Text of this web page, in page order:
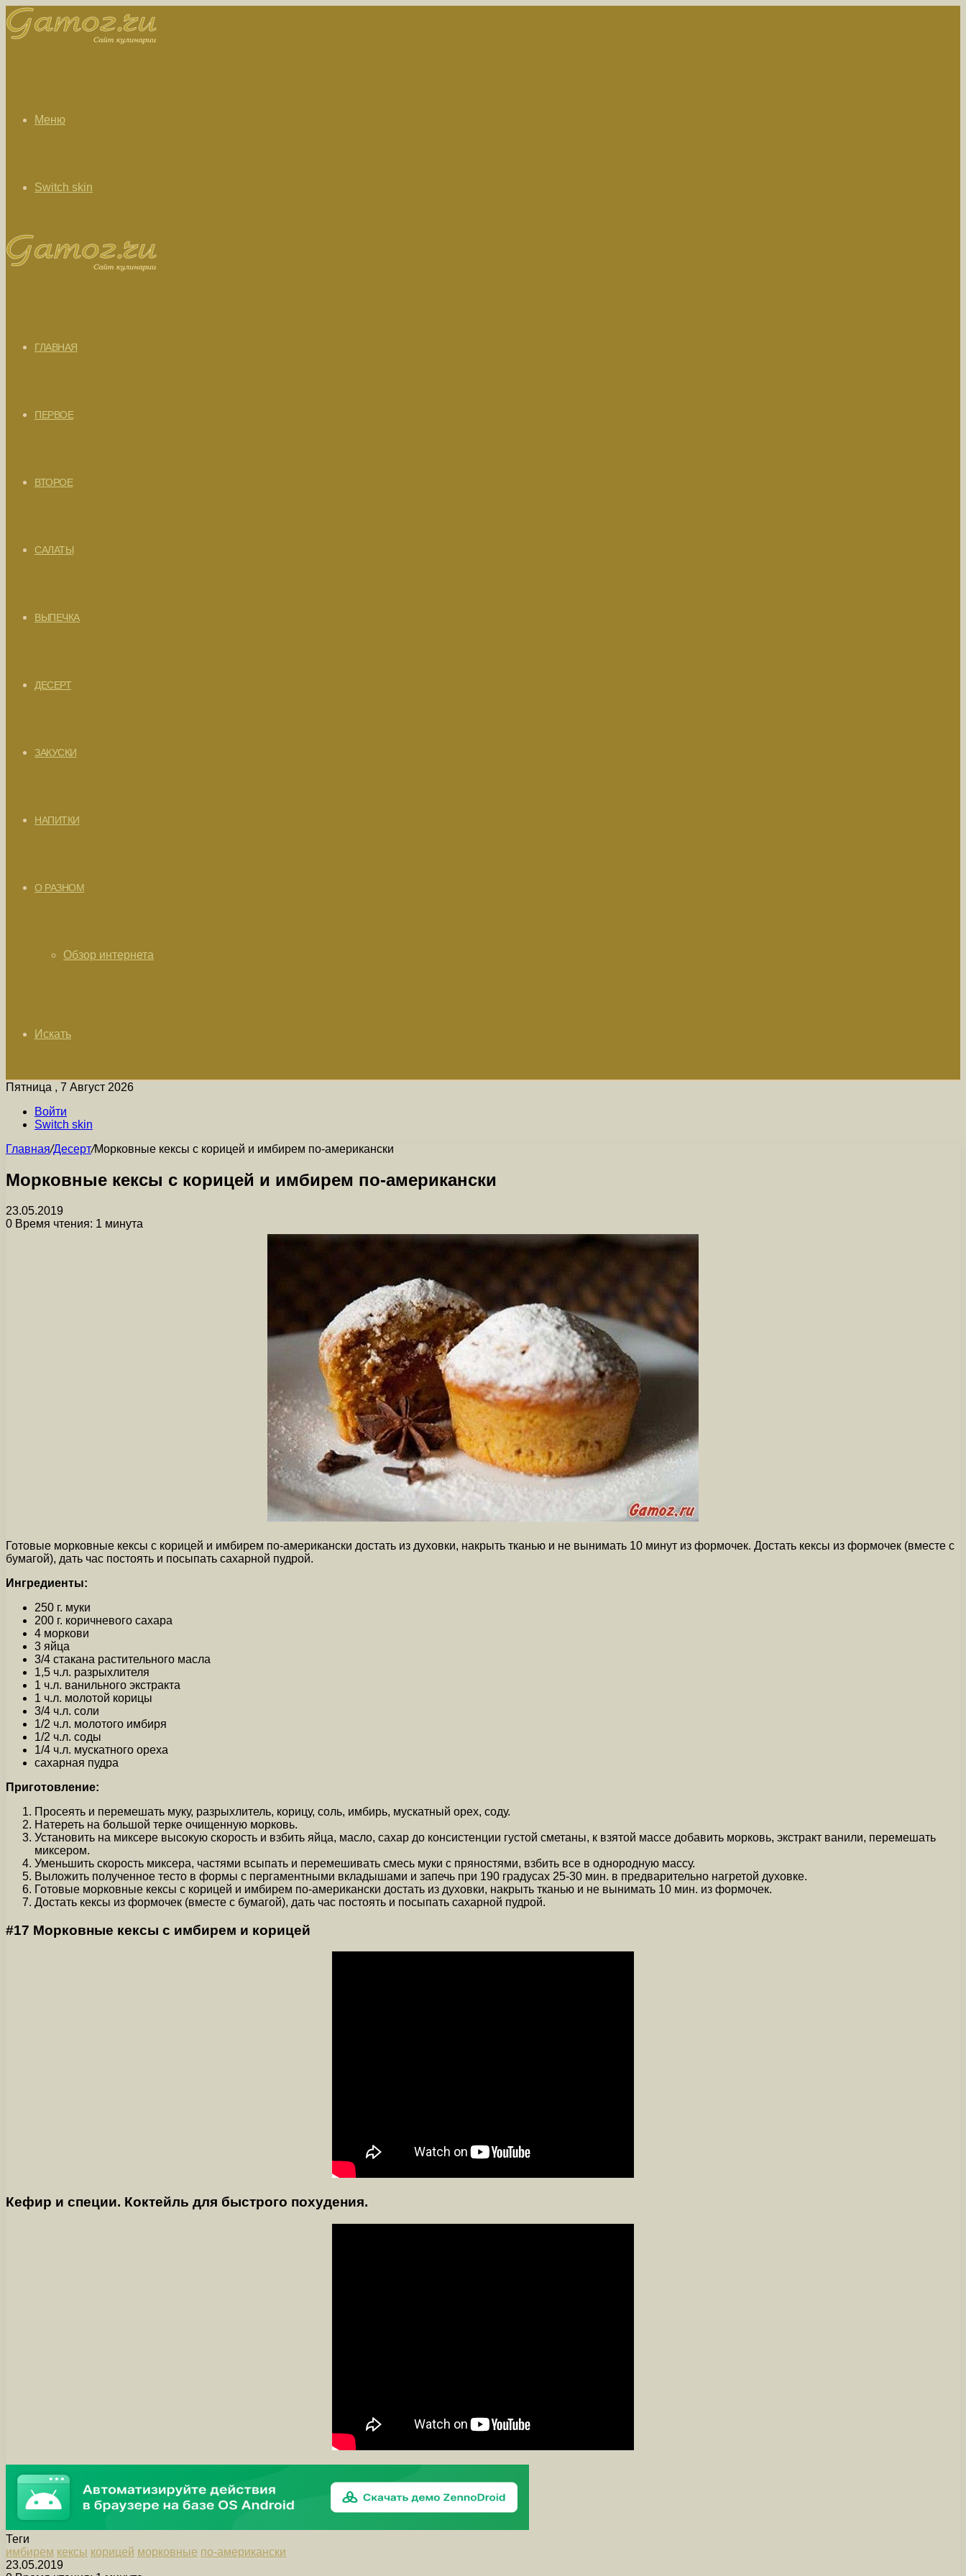
Меню
Switch skin
ГЛАВНАЯ
ПЕРВОЕ
ВТОРОЕ
САЛАТЫ
ВЫПЕЧКА
ДЕСЕРТ
ЗАКУСКИ
НАПИТКИ
О РАЗНОМ
Обзор интернета
Искать
Пятница , 7 Август 2026
Войти
Switch skin
Главная/Десерт/Морковные кексы с корицей и имбирем по-американски
Морковные кексы с корицей и имбирем по-американски
23.05.2019
0 Время чтения: 1 минута
Готовые морковные кексы с корицей и имбирем по-американски достать из духовки, накрыть тканью и не вынимать 10 минут из формочек. Достать кексы из формочек (вместе с
бумагой), дать час постоять и посыпать сахарной пудрой.
Ингредиенты:
250 г. муки
200 г. коричневого сахара
4 моркови
3 яйца
3/4 стакана растительного масла
1,5 ч.л. разрыхлителя
1 ч.л. ванильного экстракта
1 ч.л. молотой корицы
3/4 ч.л. соли
1/2 ч.л. молотого имбиря
1/2 ч.л. соды
1/4 ч.л. мускатного ореха
сахарная пудра
Приготовление:
Просеять и перемешать муку, разрыхлитель, корицу, соль, имбирь, мускатный орех, соду.
Натереть на большой терке очищенную морковь.
Установить на миксере высокую скорость и взбить яйца, масло, сахар до консистенции густой сметаны, к взятой массе добавить морковь, экстракт ванили, перемешать
миксером.
Уменьшить скорость миксера, частями всыпать и перемешивать смесь муки с пряностями, взбить все в однородную массу.
Выложить полученное тесто в формы с пергаментными вкладышами и запечь при 190 градусах 25-30 мин. в предварительно нагретой духовке.
Готовые морковные кексы с корицей и имбирем по-американски достать из духовки, накрыть тканью и не вынимать 10 мин. из формочек.
Достать кексы из формочек (вместе с бумагой), дать час постоять и посыпать сахарной пудрой.
#17 Морковные кексы с имбирем и корицей
Кефир и специи. Коктейль для быстрого похудения.
Теги
имбирем кексы корицей морковные по-американски
23.05.2019